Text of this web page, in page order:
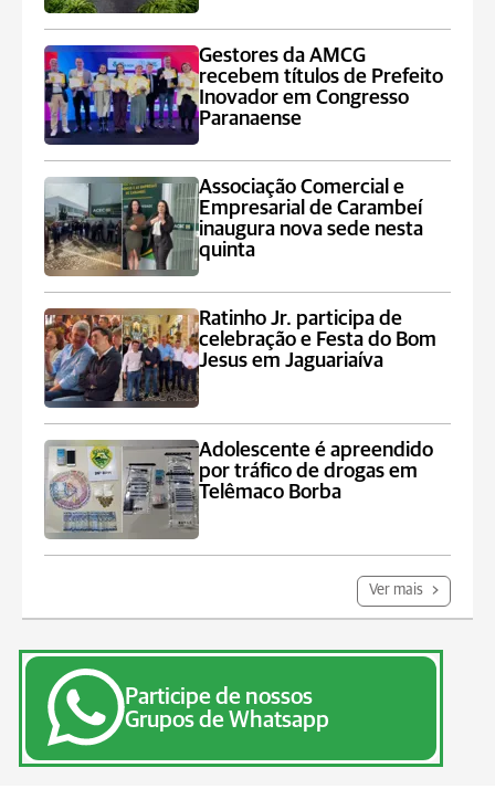
Gestores da AMCG
recebem títulos de Prefeito
Inovador em Congresso
Paranaense
Associação Comercial e
Empresarial de Carambeí
inaugura nova sede nesta
quinta
Ratinho Jr. participa de
celebração e Festa do Bom
Jesus em Jaguariaíva
Adolescente é apreendido
por tráfico de drogas em
Telêmaco Borba
Ver mais
Participe de nossos
Grupos de Whatsapp